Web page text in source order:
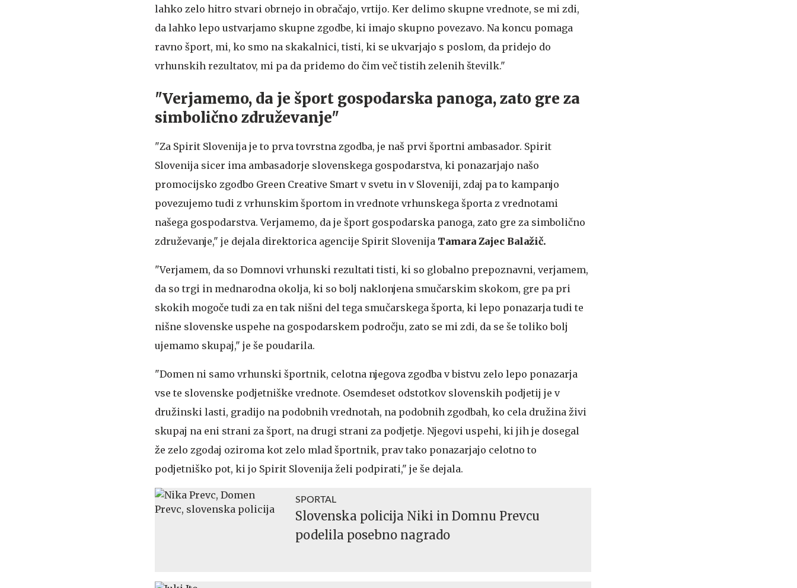
lahko zelo hitro stvari obrnejo in obračajo, vrtijo. Ker delimo skupne vrednote, se mi zdi,
da lahko lepo ustvarjamo skupne zgodbe, ki imajo skupno povezavo. Na koncu pomaga
ravno šport, mi, ko smo na skakalnici, tisti, ki se ukvarjajo s poslom, da pridejo do
vrhunskih rezultatov, mi pa da pridemo do čim več tistih zelenih številk."
"Verjamemo, da je šport gospodarska panoga, zato gre za
simbolično združevanje"
"Za Spirit Slovenija je to prva tovrstna zgodba, je naš prvi športni ambasador. Spirit
Slovenija sicer ima ambasadorje slovenskega gospodarstva, ki ponazarjajo našo
promocijsko zgodbo Green Creative Smart v svetu in v Sloveniji, zdaj pa to kampanjo
povezujemo tudi z vrhunskim športom in vrednote vrhunskega športa z vrednotami
našega gospodarstva. Verjamemo, da je šport gospodarska panoga, zato gre za simbolično
združevanje," je dejala direktorica agencije Spirit Slovenija Tamara Zajec Balažič.
"Verjamem, da so Domnovi vrhunski rezultati tisti, ki so globalno prepoznavni, verjamem,
da so trgi in mednarodna okolja, ki so bolj naklonjena smučarskim skokom, gre pa pri
skokih mogoče tudi za en tak nišni del tega smučarskega športa, ki lepo ponazarja tudi te
nišne slovenske uspehe na gospodarskem področju, zato se mi zdi, da se še toliko bolj
ujemamo skupaj," je še poudarila.
"Domen ni samo vrhunski športnik, celotna njegova zgodba v bistvu zelo lepo ponazarja
vse te slovenske podjetniške vrednote. Osemdeset odstotkov slovenskih podjetij je v
družinski lasti, gradijo na podobnih vrednotah, na podobnih zgodbah, ko cela družina živi
skupaj na eni strani za šport, na drugi strani za podjetje. Njegovi uspehi, ki jih je dosegal
že zelo zgodaj oziroma kot zelo mlad športnik, prav tako ponazarjajo celotno to
podjetniško pot, ki jo Spirit Slovenija želi podpirati," je še dejala.
SPORTAL
Slovenska policija Niki in Domnu Prevcu
podelila posebno nagrado